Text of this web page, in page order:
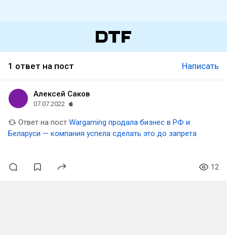
1 ответ на пост Написать
Алексей Саков
07.07.2022
Ответ на пост Wargaming продала бизнес в РФ и
Беларуси — компания успела сделать это до запрета
12